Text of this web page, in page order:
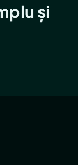
și